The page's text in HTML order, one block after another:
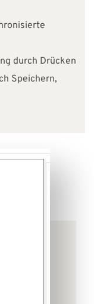
durch Drücken
Speichern,